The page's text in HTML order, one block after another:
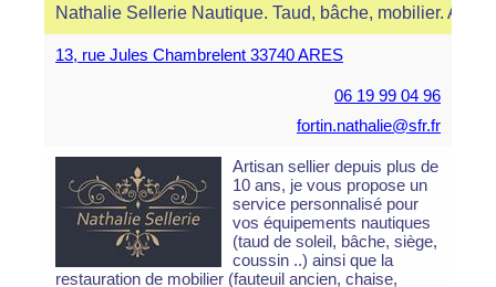
Nathalie Sellerie Nautique. Taud, bâche, mobilier.
13, rue Jules Chambrelent 33740 ARES
06 19 99 04 96
fortin.nathalie@sfr.fr
Artisan sellier depuis plus de
10 ans, je vous propose un
service personnalisé pour
vos équipements nautiques
(taud de soleil, bâche, siège,
coussin ..) ainsi que la
restauration de mobilier (fauteuil ancien, chaise,